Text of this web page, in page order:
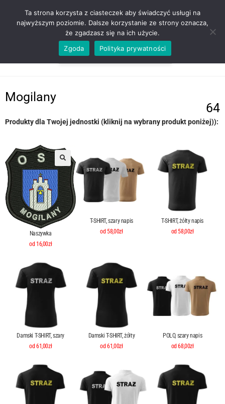
ZADZWOŃ TEL. 600 352 938
Mogilany
64
Produkty dla Twojej jednostki (kliknij na wybrany produkt poniżej)):
Naszywka
od 16,00zł
T-SHIRT, szary napis
od 58,00zł
T-SHIRT, żółty napis
od 58,00zł
Damski T-SHIRT, szary
od 61,00zł
Damski T-SHIRT, żółty
od 61,00zł
POLO, szary napis
od 68,00zł
Ta strona korzysta z ciasteczek aby świadczyć usługi na
najwyższym poziomie. Dalsze korzystanie ze strony oznacza,
że zgadzasz się na ich użycie.
Zgoda
Polityka prywatności